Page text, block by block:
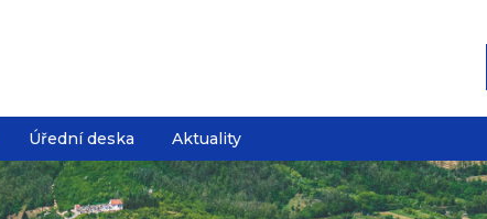
Úřední deska Aktuality